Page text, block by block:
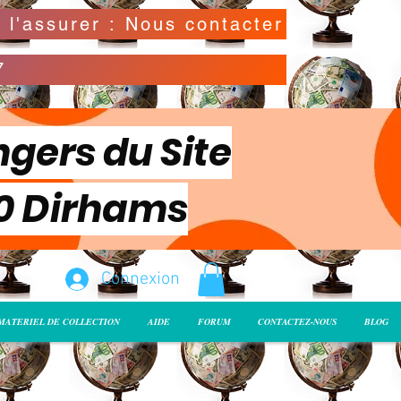
Possibilité de déclarer la valeur de l'envoi pour l'assurer : Nous contacter
du Site
Dirhams
Connexion
DE COLLECTION AIDE FORUM CONTACTEZ-NOUS BLOG